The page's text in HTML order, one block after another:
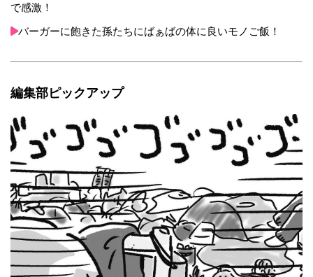
で感激！
バーガーに飽きた孫たちにばぁばの体に良いモノご飯！
編集部ピックアップ